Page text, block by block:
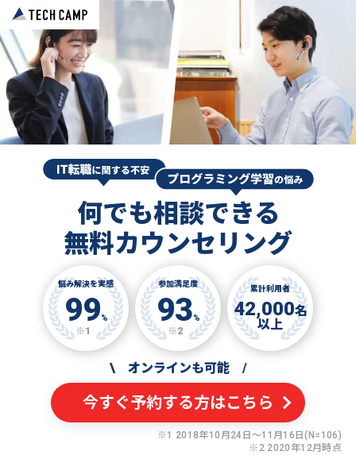
何でも相談できる
無料カウンセリング
悩み解決を実感
99%
※1
参加満足度
93%
※2
累計利用者
42,000名
以上
\ オンラインも可能 /
今すぐ予約する方はこちら
※1 2018年10月24日〜11月16日(N=106)
※2 2020年12月時点